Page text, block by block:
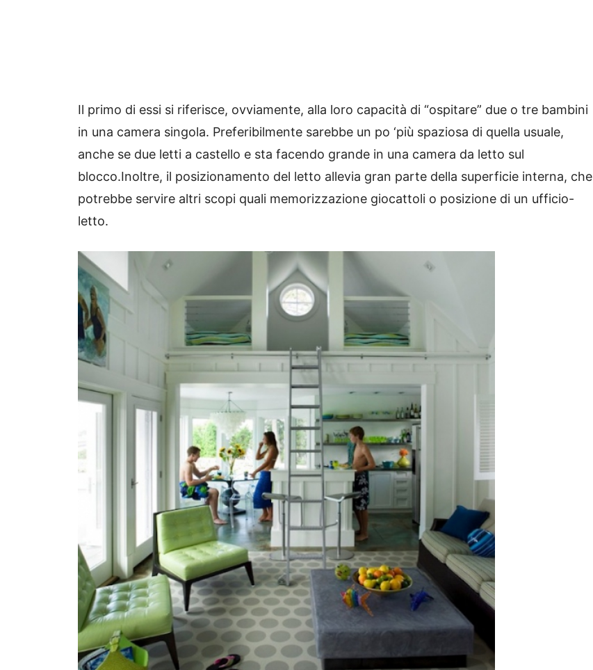
Il primo di essi si riferisce, ovviamente, alla loro capacità di “ospitare” due o tre bambini
in una camera singola. Preferibilmente sarebbe un po ‘più spaziosa di quella usuale,
anche se due letti a castello e sta facendo grande in una camera da letto sul
blocco.Inoltre, il posizionamento del letto allevia gran parte della superficie interna, che
potrebbe servire altri scopi quali memorizzazione giocattoli o posizione di un ufficio-
letto.